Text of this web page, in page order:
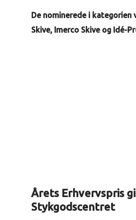
De nominerede i kategorien
Skive, Imerco Skive og Idé-
Årets Erhvervspris
Stykgodscentret